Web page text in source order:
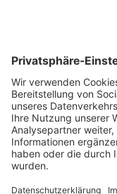
Startseite
Über uns
Partner
Presse
Kontakt
Barrierefreiheit
Impressum
Datenschutz